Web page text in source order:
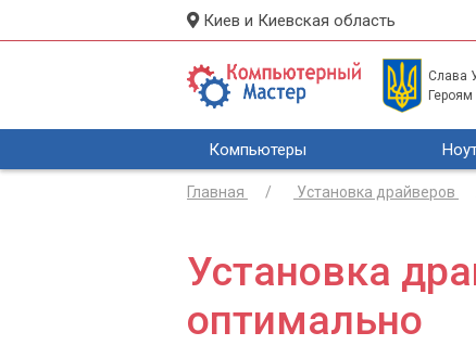
Киев и Киевская область
Слава
Героям
Компьютеры
Главная Установка драйверов
Установка
оптимально